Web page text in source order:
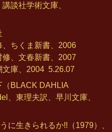
談社学術文庫、
、ちくま新書、2006
、文春新書、2007
文庫、2004 5.26.07
BLACK DAHLIA
、東理夫訳、早川文庫、
生きられるか!!（1979）、